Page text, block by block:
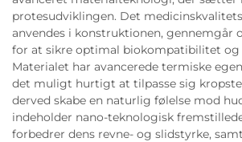
protesudviklingen. Det
anvendes i konstruktionen, gennemgår
for at sikre optimal biokompatibilitet og
Materialet har avancerede termiske
det muligt hurtigt at tilpasse sig
derved skabe en naturlig følelse mod
indeholder nano-teknologisk
forbedrer dens revne- og slidstyrke,